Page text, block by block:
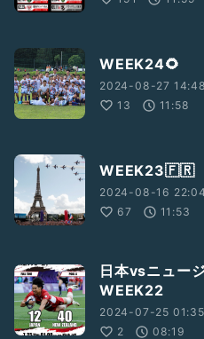
WEEK24🌻
2024-08-27
13
11:58
WEEK23🇫🇷
2024-08-16
67
11:53
日本vsニュー
WEEK22
2024-07-25
2
08:19